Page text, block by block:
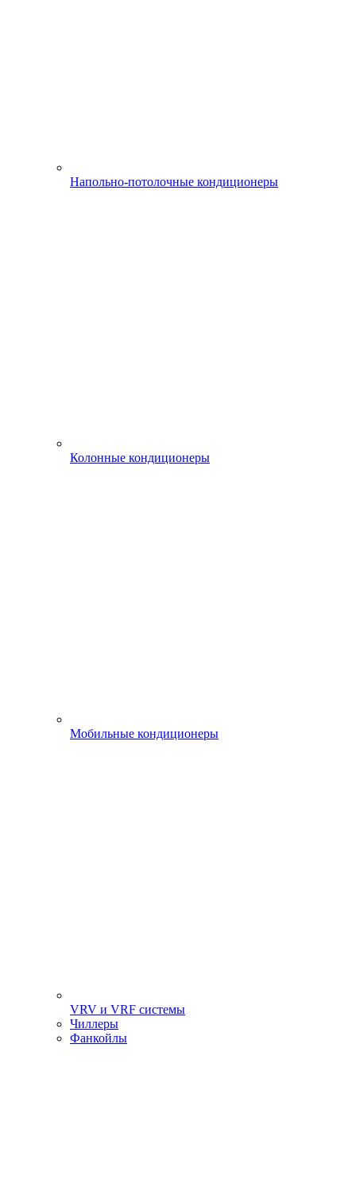
Напольно-потолочные кондиционеры
Колонные кондиционеры
Мобильные кондиционеры
VRV и VRF системы
Чиллеры
Фанкойлы